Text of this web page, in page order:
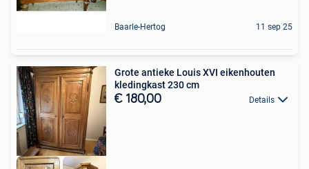
Baarle-Hertog 11 sep 25
Grote antieke Louis XVI eikenhouten
kledingkast 230 cm
€ 180,00 Details